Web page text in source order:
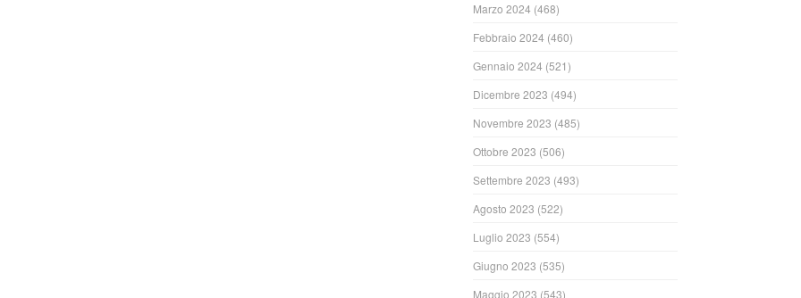
Marzo 2024 (468)
Febbraio 2024 (460)
Gennaio 2024 (521)
Dicembre 2023 (494)
Novembre 2023 (485)
Ottobre 2023 (506)
Settembre 2023 (493)
Agosto 2023 (522)
Luglio 2023 (554)
Giugno 2023 (535)
Maggio 2023 (543)